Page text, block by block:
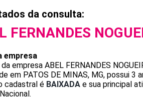
da consulta:
FERNANDES
empresa
da empresa ABEL FERNANDES
em PATOS DE MINAS, MG, possui
cadastral é BAIXADA e sua principal